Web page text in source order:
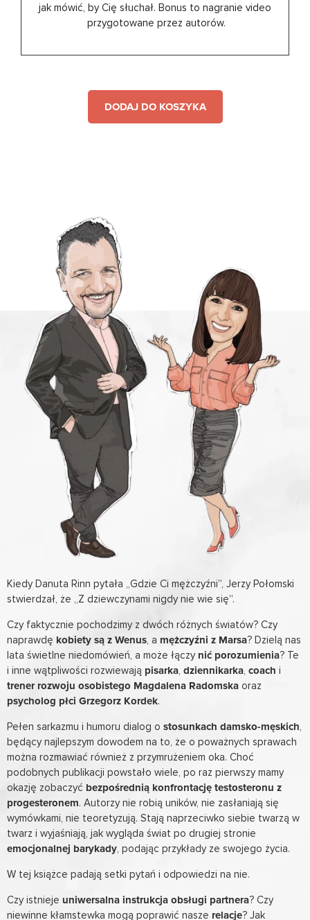
jak mówić, by Cię słuchał. Bonus to nagranie video
przygotowane przez autorów.
DODAJ DO KOSZYKA
Kiedy Danuta Rinn pytała „Gdzie Ci mężczyźni”, Jerzy Połomski
stwierdzał, że „Z dziewczynami nigdy nie wie się”.
Czy faktycznie pochodzimy z dwóch różnych światów? Czy
naprawdę kobiety są z Wenus, a mężczyźni z Marsa? Dzielą nas
lata świetlne niedomówień, a może łączy nić porozumienia? Te
i inne wątpliwości rozwiewają pisarka, dziennikarka, coach i
trener rozwoju osobistego Magdalena Radomska oraz
psycholog płci Grzegorz Kordek.
Pełen sarkazmu i humoru dialog o stosunkach damsko-męskich,
będący najlepszym dowodem na to, że o poważnych sprawach
można rozmawiać również z przymrużeniem oka. Choć
podobnych publikacji powstało wiele, po raz pierwszy mamy
okazję zobaczyć bezpośrednią konfrontację testosteronu z
progesteronem. Autorzy nie robią uników, nie zasłaniają się
wymówkami, nie teoretyzują. Stają naprzeciwko siebie twarzą w
twarz i wyjaśniają, jak wygląda świat po drugiej stronie
emocjonalnej barykady, podając przykłady ze swojego życia.
W tej książce padają setki pytań i odpowiedzi na nie.
Czy istnieje uniwersalna instrukcja obsługi partnera? Czy
niewinne kłamstewka mogą poprawić nasze relacje? Jak